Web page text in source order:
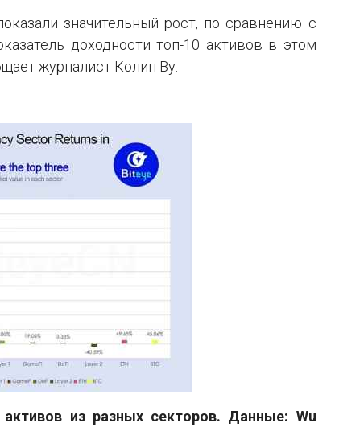
значительный рост, по сравнению с
доходности топ-10 активов в этом
журналист Колин Ву.
из разных секторов. Данные: Wu